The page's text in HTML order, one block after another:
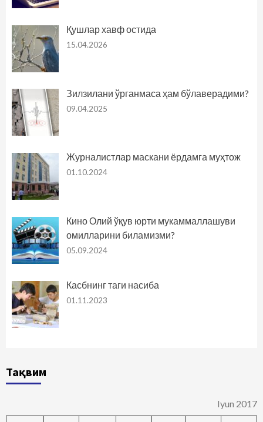
Қушлар хавф остида
15.04.2026
Зилзилани ўрганмаса ҳам бўлаверадими?
09.04.2025
Журналистлар маскани ёрдамга муҳтож
01.10.2024
Кино Олий ўқув юрти мукаммаллашуви
омилларини биламизми?
05.09.2024
Касбнинг таги насиба
01.11.2023
Тақвим
Iyun 2017